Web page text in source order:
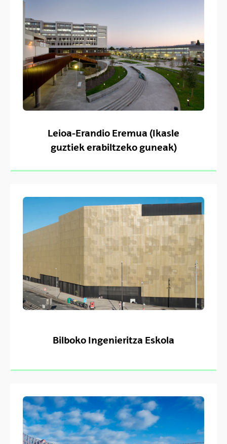
Leioa-Erandio Eremua (Ikasle
guztiek erabiltzeko guneak)
Bilboko Ingenieritza Eskola